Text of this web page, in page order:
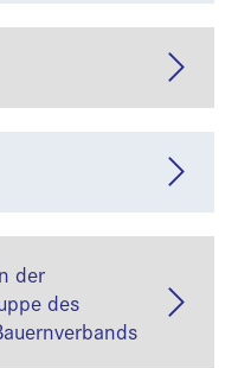
der
des